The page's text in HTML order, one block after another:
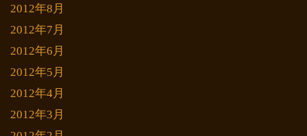
2012年8月
2012年7月
2012年6月
2012年5月
2012年4月
2012年3月